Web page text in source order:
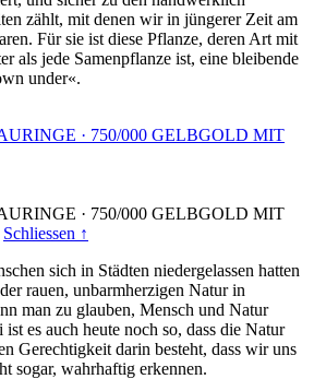
zählt, mit denen wir in jüngerer Zeit am
Für sie ist diese Pflanze, deren Art mit
als jede Samenpflanze ist, eine bleibende
under«.
· 750/000 GELBGOLD MIT
· 750/000 GELBGOLD MIT
Schliessen ↑
sich in Städten niedergelassen hatten
rauen, unbarmherzigen Natur in
man zu glauben, Mensch und Natur
ist es auch heute noch so, dass die Natur
Gerechtigkeit darin besteht, dass wir uns
sogar, wahrhaftig erkennen.